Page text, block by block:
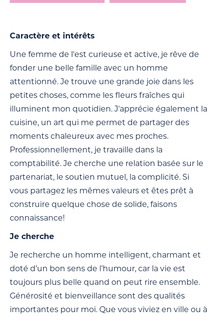
Caractère et intérêts
Une femme de l'est curieuse et active, je rêve de
fonder une belle famille avec un homme
attentionné. Je trouve une grande joie dans les
petites choses, comme les fleurs fraîches qui
illuminent mon quotidien. J'apprécie également la
cuisine, un art qui me permet de partager des
moments chaleureux avec mes proches.
Professionnellement, je travaille dans la
comptabilité. Je cherche une relation basée sur le
partenariat, le soutien mutuel, la complicité. Si
vous partagez les mêmes valeurs et êtes prêt à
construire quelque chose de solide, faisons
connaissance!
Je cherche
Je recherche un homme intelligent, charmant et
doté d’un bon sens de l’humour, car la vie est
toujours plus belle quand on peut rire ensemble.
Générosité et bienveillance sont des qualités
importantes pour moi. Que vous viviez en ville ou à